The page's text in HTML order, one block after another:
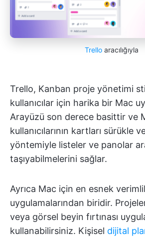
Trello aracılığıyla
Trello, Kanban proje yönetimi
kullanıcılar için harika bir Mac
Arayüzü son derece basittir ve
kullanıcılarının kartları sürükle
yöntemiyle listeler ve panolar
taşıyabilmelerini sağlar.
Ayrıca Mac için en esnek
uygulamalarından biridir.
veya görsel beyin fırtınası
kullanabilirsiniz. Kişisel dijital